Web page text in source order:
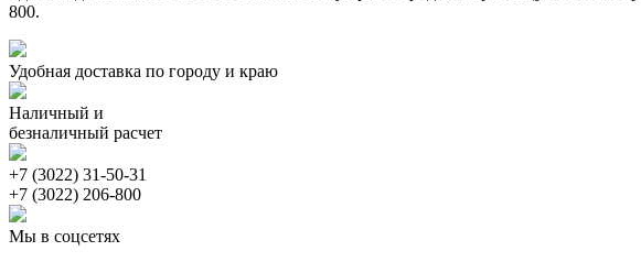
800.
Удобная доставка по городу и краю
Наличный и
безналичный расчет
+7 (3022) 31-50-31
+7 (3022) 206-800
Мы в соцсетях